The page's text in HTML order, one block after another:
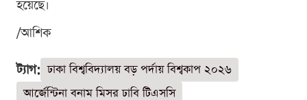
হয়েছে।
/আশিক
ট্যাগ: ঢাকা বিশ্ববিদ্যালয় বড় পর্দায় বিশ্বকাপ ২০২৬
আর্জেন্টিনা বনাম মিসর ঢাবি টিএসসি